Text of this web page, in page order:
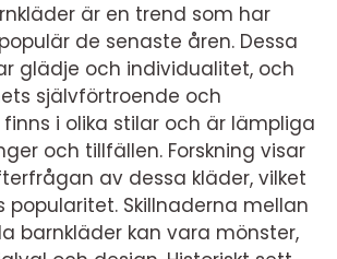
är en trend som har
de senaste åren. Dessa
glädje och individualitet, och
självförtroende och
i olika stilar och är lämpliga
och tillfällen. Forskning visar
av dessa kläder, vilket
popularitet. Skillnaderna mellan
barnkläder kan vara mönster,